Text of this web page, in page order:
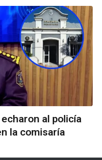
al policía
la comisaría